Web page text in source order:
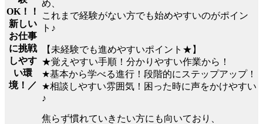
OK！！
新しい
お仕事
に挑戦
しやす
い環
境！／
め、
これまで経験がない方でも始めやすいのがポイン
ト♪
【未経験でも進めやすいポイント★】
★覚えやすい手順！分かりやすい作業から！
★基本から学べる進行！段階的にステップアップ！
★相談しやすい雰囲気！困った時に声をかけやすい
♪
焦らず慣れていきたい方にも向いており、